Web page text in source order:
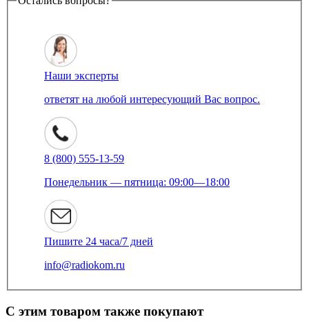
Наши эксперты
ответят на любой интересующий Вас вопрос.
8 (800) 555-13-59
Понедельник — пятница: 09:00—18:00
Пишите 24 часа/7 дней
info@radiokom.ru
С этим товаром также покупают